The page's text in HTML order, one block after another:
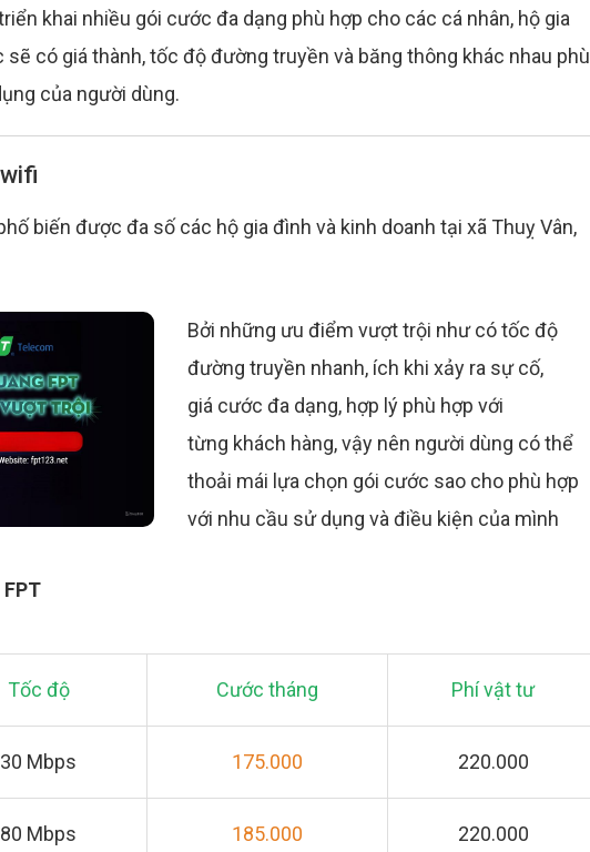
khai nhiều gói cước đa dạng phù hợp cho các cá nhân, hộ gia
có giá thành, tốc độ đường truyền và băng thông khác nhau phù
của người dùng.
biến được đa số các hộ gia đình và kinh doanh tại xã Thuỵ Vân,
Bởi những ưu điểm vượt trội như có tốc độ
đường truyền nhanh, ích khi xảy ra sự cố,
giá cước đa dạng, hợp lý phù hợp với
từng khách hàng, vậy nên người dùng có thể
thoải mái lựa chọn gói cước sao cho phù hợp
với nhu cầu sử dụng và điều kiện của mình
Tốc độ Cước tháng Phí vật tư
30 Mbps 175.000 220.000
80 Mbps 185.000 220.000